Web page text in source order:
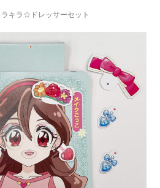
キラ☆ドレッサーセット